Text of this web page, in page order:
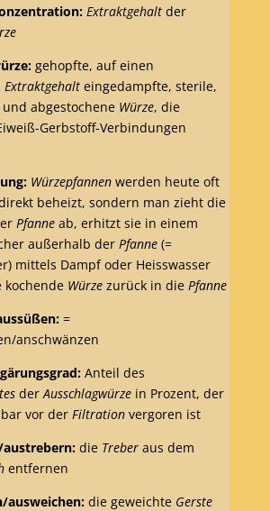
Extraktgehaltder
gehopfte, auf einen
Extraktgehalteingedampfte, sterile,
abgestochene Würze, die
Gerbstoff-Verbindungen
Würzepfannenwerden heute oft
beheizt, sondern man zieht die
Pfanneab, erhitzt sie in einem
außerhalb der Pfanne(=
mittels Dampf oder Heisswasser
kochende Würze zurück in die Pfanne
=
anschwänzen
Anteil des
der Ausschlagwürzein Prozent, der
vor der Filtrationvergoren ist
die Treberaus dem
entfernen
ausweichen:die geweichte Gerste